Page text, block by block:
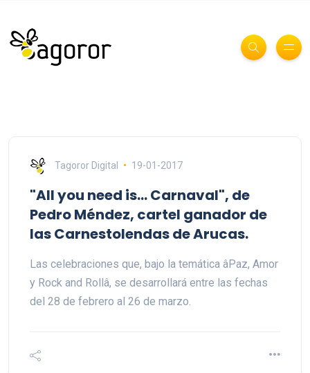
Tagoror Digital 19-01-2017
"All you need is… Carnaval", de
Pedro Méndez, cartel ganador de
las Carnestolendas de Arucas.
Las celebraciones que, bajo la temática âPaz, Amor
y Rock and Rollâ, se desarrollará entre las fechas
del 28 de febrero al 26 de marzo.